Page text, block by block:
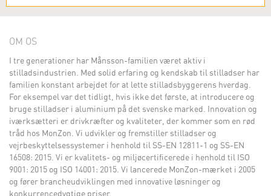
OM OS
I tre generationer har Månsson-familien været aktiv i
stilladsindustrien. Med solid erfaring og kendskab til stilladser har
familien konstant arbejdet for at lette stilladsbyggerens hverdag.
For eksempel var det tidligt, hvis ikke det første, at introducere og
bruge stilladser i aluminium på det svenske marked. Innovation og
iværksætteri er drivkræfter og kvaliteter, der kommer som en rød
tråd hos MonZon. Vi udvikler og fremstiller stilladser og
vejrbeskyttelsessystemer i henhold til SS-EN 12811-1 og SS-EN
16508: 2015. Vi er kvalitets- og miljøcertificerede i henhold til ISO
9001: 2015 og ISO 14001: 2015. Vi lancerede MonZon-mærket i 2005
og fører brancheudviklingen med innovative løsninger og
konkurrencedygtige priser.